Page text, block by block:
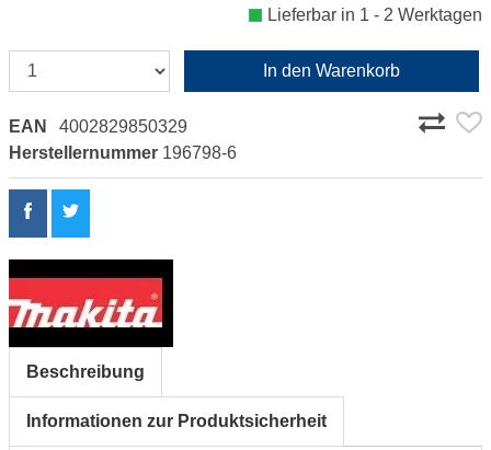
Lieferbar in 1 - 2 Werktagen
In den Warenkorb
EAN
4002829850329
Herstellernummer 196798-6
Beschreibung
Informationen zur Produktsicherheit